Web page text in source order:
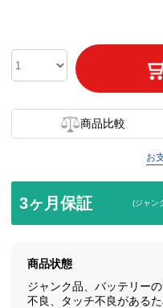
商品比較
お
3ヶ月保証 (ジャン
商品状態
ジャンク品、バッテリー
不良、タッチ不良がある